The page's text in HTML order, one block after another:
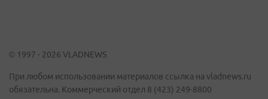
© 1997 - 2026 VLADNEWS
При любом использовании материалов ссылка на vladnews.ru
обязательна. Коммерческий отдел 8 (423) 249-8800